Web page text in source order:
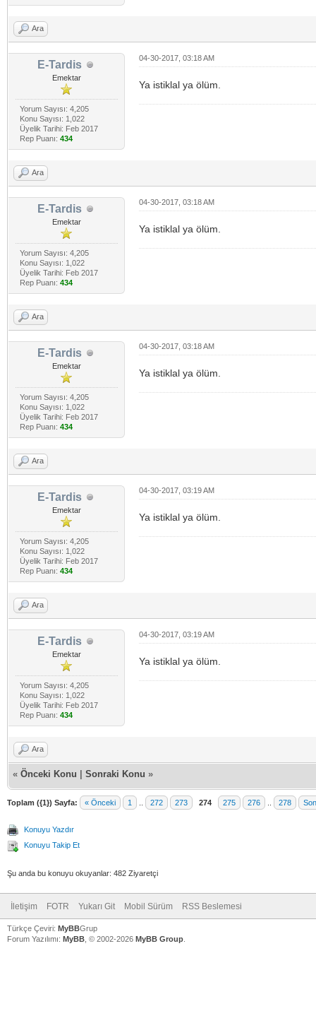
Ara
E-Tardis
Emektar
Yorum Sayısı: 4,205
Konu Sayısı: 1,022
Üyelik Tarihi: Feb 2017
Rep Puanı: 434
04-30-2017, 03:18 AM
Ya istiklal ya ölüm.
Ara
E-Tardis
Emektar
Yorum Sayısı: 4,205
Konu Sayısı: 1,022
Üyelik Tarihi: Feb 2017
Rep Puanı: 434
04-30-2017, 03:18 AM
Ya istiklal ya ölüm.
Ara
E-Tardis
Emektar
Yorum Sayısı: 4,205
Konu Sayısı: 1,022
Üyelik Tarihi: Feb 2017
Rep Puanı: 434
04-30-2017, 03:18 AM
Ya istiklal ya ölüm.
Ara
E-Tardis
Emektar
Yorum Sayısı: 4,205
Konu Sayısı: 1,022
Üyelik Tarihi: Feb 2017
Rep Puanı: 434
04-30-2017, 03:19 AM
Ya istiklal ya ölüm.
Ara
E-Tardis
Emektar
Yorum Sayısı: 4,205
Konu Sayısı: 1,022
Üyelik Tarihi: Feb 2017
Rep Puanı: 434
04-30-2017, 03:19 AM
Ya istiklal ya ölüm.
Ara
« Önceki Konu Sonraki Konu »
Toplam ({1}) Sayfa: « Önceki 1 272 273 274 275 276 278
Konuyu Yazdır
Konuyu Takip Et
Şu anda bu konuyu okuyanlar: 482 Ziyaretçi
İletişim FOTR Yukarı Git Mobil Sürüm RSS Beslemesi
Türkçe Çeviri: MyBBGrup
Forum Yazılımı: MyBB , © 2002-2026 MyBB Group